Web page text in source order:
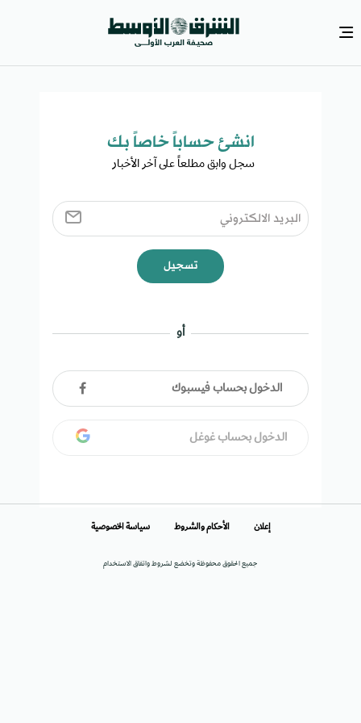
انشئ حساباً خاصاً بك​
سجل وابق مطلعاً على آخر الأخبار ​
تسجيل
أو
الدخول بحساب فيسبوك
الدخول بحساب غوغل
جميع الحقوق محفوظة وتخضع لشروط واتفاق الاستخدام
إعلان الأحكام والشروط سياسة الخصوصية